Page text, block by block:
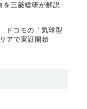
三菱総研が解説
ドコモの「気球型
アで実証開始